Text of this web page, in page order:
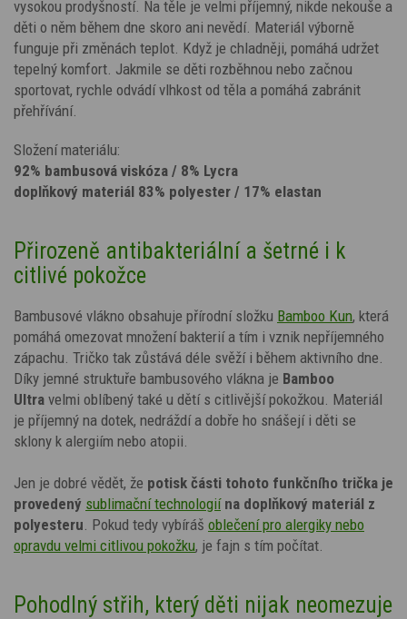
vysokou prodyšností. Na těle je velmi příjemný, nikde nekouše a
děti o něm během dne skoro ani nevědí. Materiál výborně
funguje při změnách teplot. Když je chladněji, pomáhá udržet
tepelný komfort. Jakmile se děti rozběhnou nebo začnou
sportovat, rychle odvádí vlhkost od těla a pomáhá zabránit
přehřívání.
Složení materiálu:
92% bambusová viskóza / 8% Lycra
doplňkový materiál 83% polyester / 17% elastan
Přirozeně antibakteriální a šetrné i k
citlivé pokožce
Bambusové vlákno obsahuje přírodní složku Bamboo Kun, která
pomáhá omezovat množení bakterií a tím i vznik nepříjemného
zápachu. Tričko tak zůstává déle svěží i během aktivního dne.
Díky jemné struktuře bambusového vlákna je Bamboo
Ultra velmi oblíbený také u dětí s citlivější pokožkou. Materiál
je příjemný na dotek, nedráždí a dobře ho snášejí i děti se
sklony k alergiím nebo atopii.
Jen je dobré vědět, že potisk části tohoto funkčního trička je
provedený sublimační technologiína doplňkový materiál z
polyesteru . Pokud tedy vybíráš oblečení pro alergiky nebo
opravdu velmi citlivou pokožku, je fajn s tím počítat.
Pohodlný střih, který děti nijak neomezuje